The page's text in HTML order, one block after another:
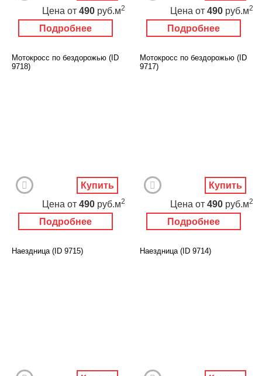
Подробнее
Цена от 490 руб.м2
Подробнее
Цена от 490 руб.м2
Мотокросс по бездорожью (ID
9718)
Подробнее
Цена от 490 руб.м2
Купить
Мотокросс по бездорожью (ID
9717)
Подробнее
Цена от 490 руб.м2
Купить
Наездница (ID 9715) Наездница (ID 9714)